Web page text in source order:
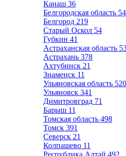
Канаш 36
Белгородская область
Белгород 219
Старый Оскол 54
Губкин 41
Астраханская область
Астрахань 378
Ахтубинск 21
Знаменск 11
Ульяновская область 520
Ульяновск 341
Димитровград 71
Барыш 11
Томская область 498
Томск 391
Северск 21
Колпашево 11
Республика Алтай 492